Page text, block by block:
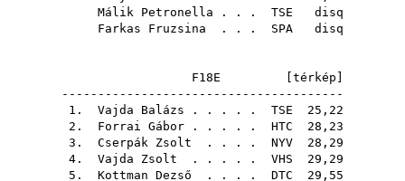
Málik Petronella . . . TSE disq
Farkas Fruzsina . . . SPA disq
F18E [ térkép
---------------------------------------
1. Vajda Balázs . . . . . TSE 25,22
2. Forrai Gábor . . . . . HTC 28,23
3. Cserpák Zsolt . . . . NYV 28,29
4. Vajda Zsolt . . . . . VHS 29,29
5. Kottman Dezső . . . . DTC 29,55